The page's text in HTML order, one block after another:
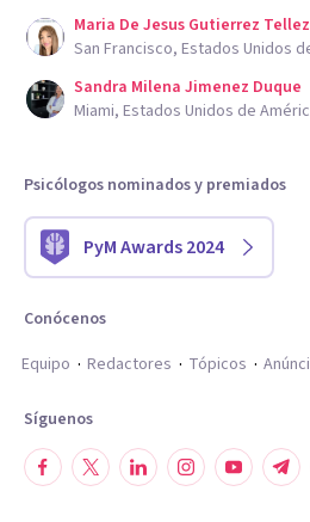
Maria De Jesus Gutierrez Tellez
San Francisco, Estados Unidos
Sandra Milena Jimenez Duque
Miami, Estados Unidos de
Psicólogos nominados y premiados
PyM Awards 2024
Conócenos
Equipo
Redactores Tópicos
Síguenos